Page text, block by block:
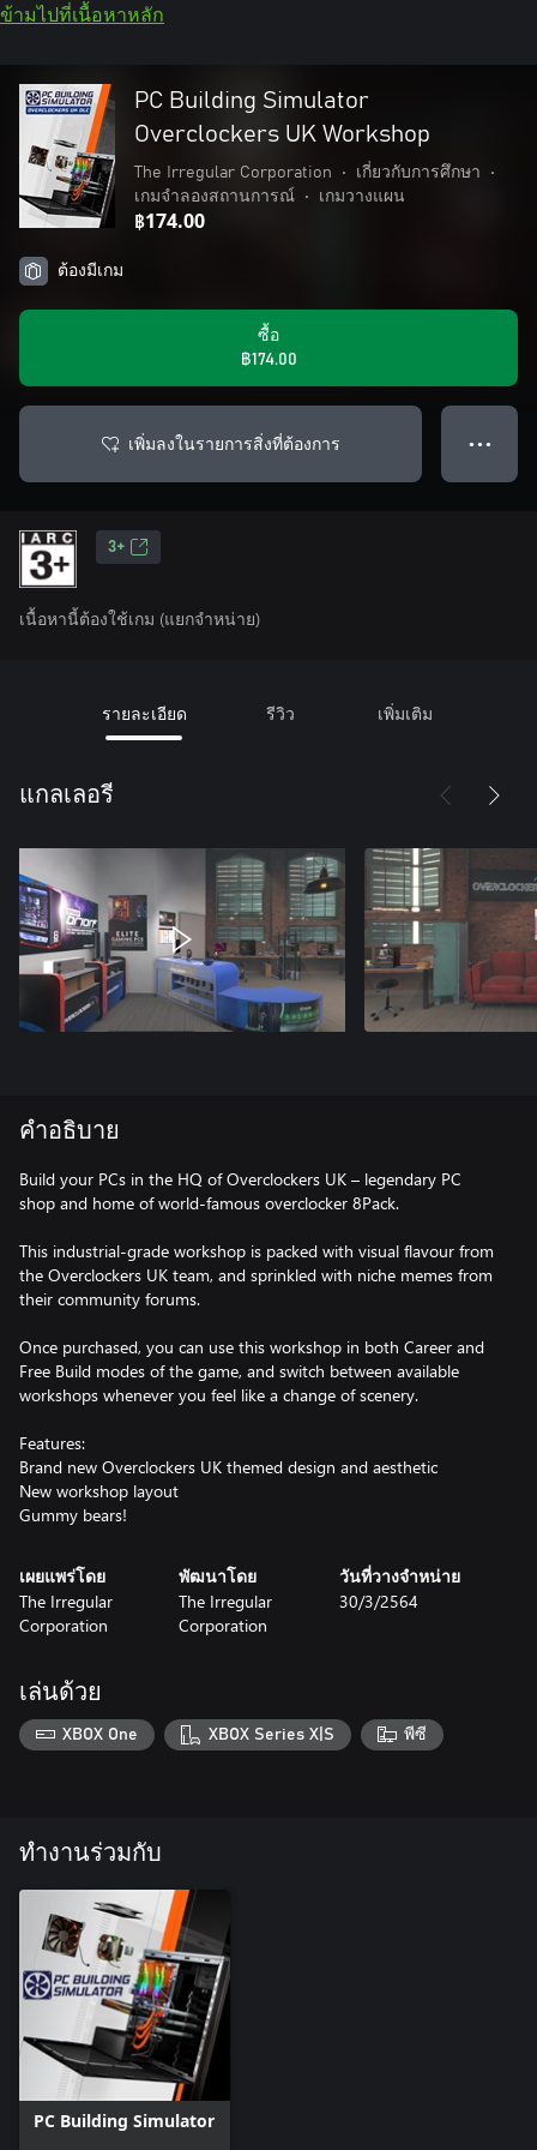
ข้ามไปที่เนื้อหาหลัก
PC Building Simulator
Overclockers UK Workshop
The Irregular Corporation • เกี่ยวกับการศึกษา
•
เกมจำลองสถานการณ์
• เกมวางแผน
฿174.00
ต้องมีเกม
ซื้อ
฿174.00
เพิ่มลงในรายการสิ่งที่ต้องการ ● ● ●
3+
เนื้อหานี้ต้องใช้เกม (แยกจำหน่าย)
รายละเอียด รีวิว เพิ่มเติม
แกลเลอรี
คำอธิบาย
Build your PCs in the HQ of Overclockers UK – legendary PC
shop and home of world-famous overclocker 8Pack.
This industrial-grade workshop is packed with visual flavour from
the Overclockers UK team, and sprinkled with niche memes from
their community forums.
Once purchased, you can use this workshop in both Career and
Free Build modes of the game, and switch between available
workshops whenever you feel like a change of scenery.
Features:
Brand new Overclockers UK themed design and aesthetic
New workshop layout
Gummy bears!
เผยแพร่โดย
The Irregular
Corporation
พัฒนาโดย
The Irregular
Corporation
วันที่วางจำหน่าย
30/3/2564
เล่นด้วย
XBOX One XBOX Series X|S พีซี
ทำงานร่วมกับ
PC Building Simulator